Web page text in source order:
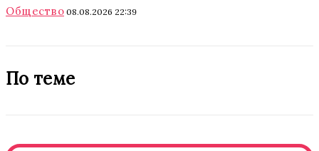
Общество 08.08.2026 22:39
По теме